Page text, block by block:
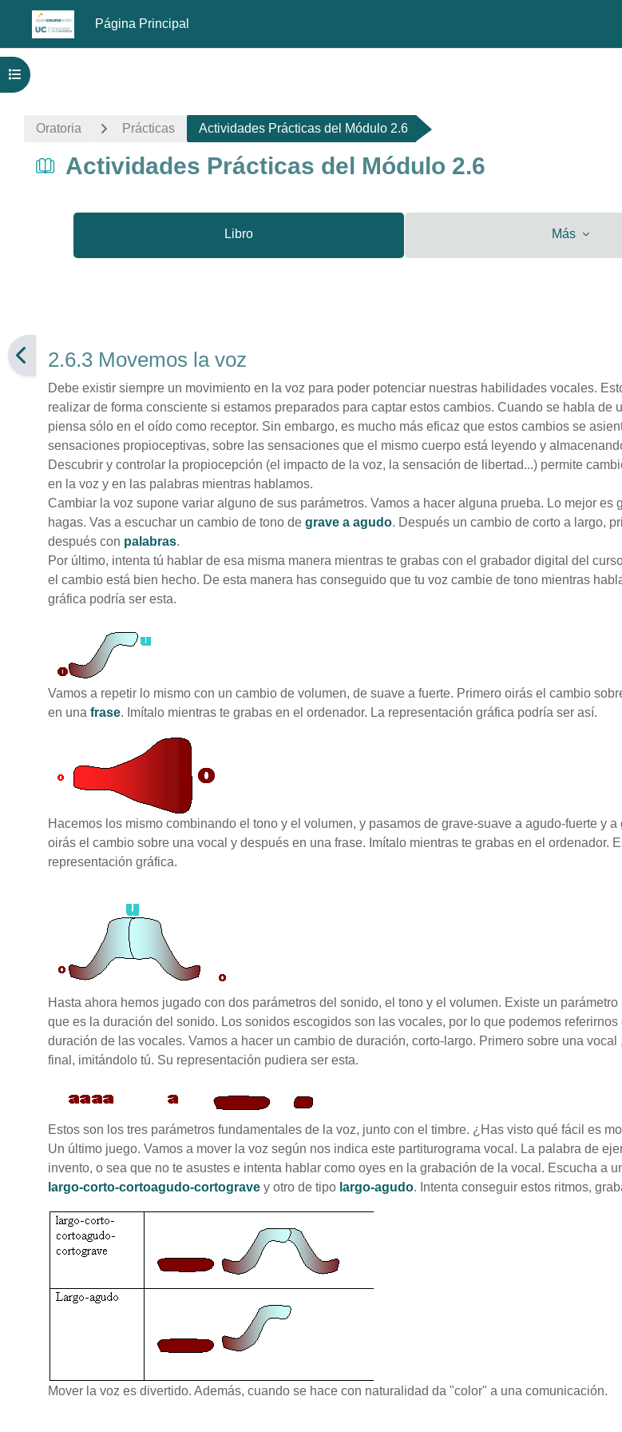
Salta al contenido principal
Página Principal
Abrir índice del curso
Oratoria Prácticas Actividades Prácticas del Módulo 2.6
Actividades Prácticas del Módulo 2.6
Libro Más
2.6.3 Movemos la voz
Debe existir siempre un movimiento en la voz para poder potenciar nuestras habilidades vocales.
realizar de forma consciente si estamos preparados para captar estos cambios. Cuando se habla de
piensa sólo en el oído como receptor. Sin embargo, es mucho más eficaz que estos cambios se
sensaciones propioceptivas, sobre las sensaciones que el mismo cuerpo está leyendo y
Descubrir y controlar la propiocepción (el impacto de la voz, la sensación de libertad...) permite
en la voz y en las palabras mientras hablamos.
Cambiar la voz supone variar alguno de sus parámetros. Vamos a hacer alguna prueba. Lo mejor es
hagas. Vas a escuchar un cambio de tono de grave a agudo. Después un cambio de corto a largo,
después con palabras.
Por último, intenta tú hablar de esa misma manera mientras te grabas con el grabador digital del
el cambio está bien hecho. De esta manera has conseguido que tu voz cambie de tono mientras
gráfica podría ser esta.
Vamos a repetir lo mismo con un cambio de volumen, de suave a fuerte. Primero oirás el cambio
en una frase. Imítalo mientras te grabas en el ordenador. La representación gráfica podría ser así.
Hacemos los mismo combinando el tono y el volumen, y pasamos de grave-suave a agudo-fuerte y
oirás el cambio sobre una vocal y después en una frase. Imítalo mientras te grabas en el ordenador.
representación gráfica.
Hasta ahora hemos jugado con dos parámetros del sonido, el tono y el volumen. Existe un
que es la duración del sonido. Los sonidos escogidos son las vocales, por lo que podemos
duración de las vocales. Vamos a hacer un cambio de duración, corto-largo. Primero sobre una vocal
final, imitándolo tú. Su representación pudiera ser esta.
Estos son los tres parámetros fundamentales de la voz, junto con el timbre. ¿Has visto qué fácil es
Un último juego. Vamos a mover la voz según nos indica este partiturograma vocal. La palabra de
invento, o sea que no te asustes e intenta hablar como oyes en la grabación de la vocal. Escucha a
largo-corto-cortoagudo-cortograve y otro de tipo largo-agudo. Intenta conseguir estos ritmos,
Mover la voz es divertido. Además, cuando se hace con naturalidad da "color" a una comunicación.